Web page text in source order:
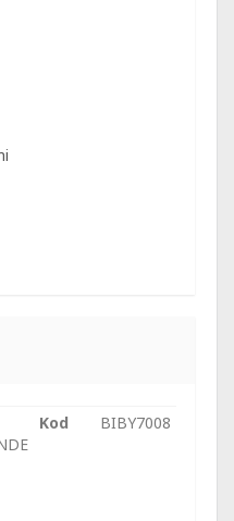
Kod BIBY7008